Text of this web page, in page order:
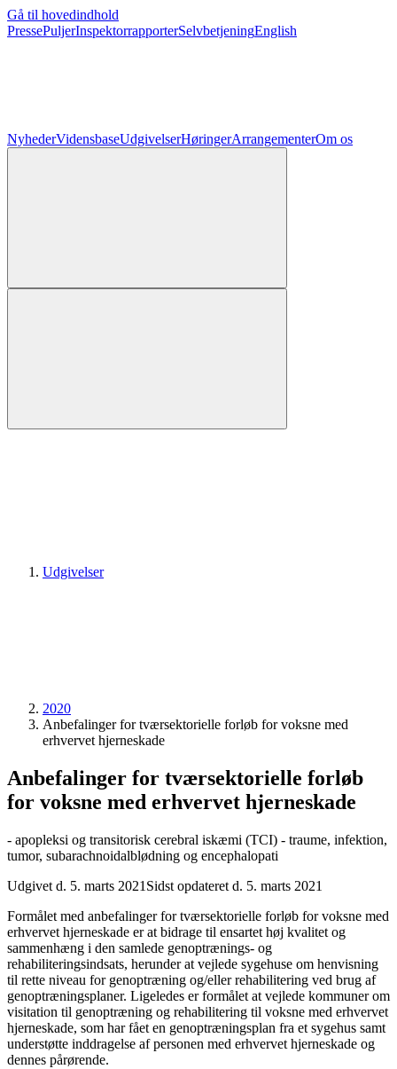
Gå til hovedindhold
PressePuljerInspektorrapporterSelvbetjeningEnglish
NyhederVidensbaseUdgivelserHøringerArrangementerOm os
Udgivelser
2020
Anbefalinger for tværsektorielle forløb for voksne med
erhvervet hjerneskade
Anbefalinger for tværsektorielle forløb
for voksne med erhvervet hjerneskade
- apopleksi og transitorisk cerebral iskæmi (TCI) - traume, infektion,
tumor, subarachnoidalblødning og encephalopati
Udgivet d. 5. marts 2021 Sidst opdateret d. 5. marts 2021
Formålet med anbefalinger for tværsektorielle forløb for voksne med
erhvervet hjerneskade er at bidrage til ensartet høj kvalitet og
sammenhæng i den samlede genoptrænings- og
rehabiliteringsindsats, herunder at vejlede sygehuse om henvisning
til rette niveau for genoptræning og/eller rehabilitering ved brug af
genoptræningsplaner. Ligeledes er formålet at vejlede kommuner om
visitation til genoptræning og rehabilitering til voksne med erhvervet
hjerneskade, som har fået en genoptræningsplan fra et sygehus samt
understøtte inddragelse af personen med erhvervet hjerneskade og
dennes pårørende.